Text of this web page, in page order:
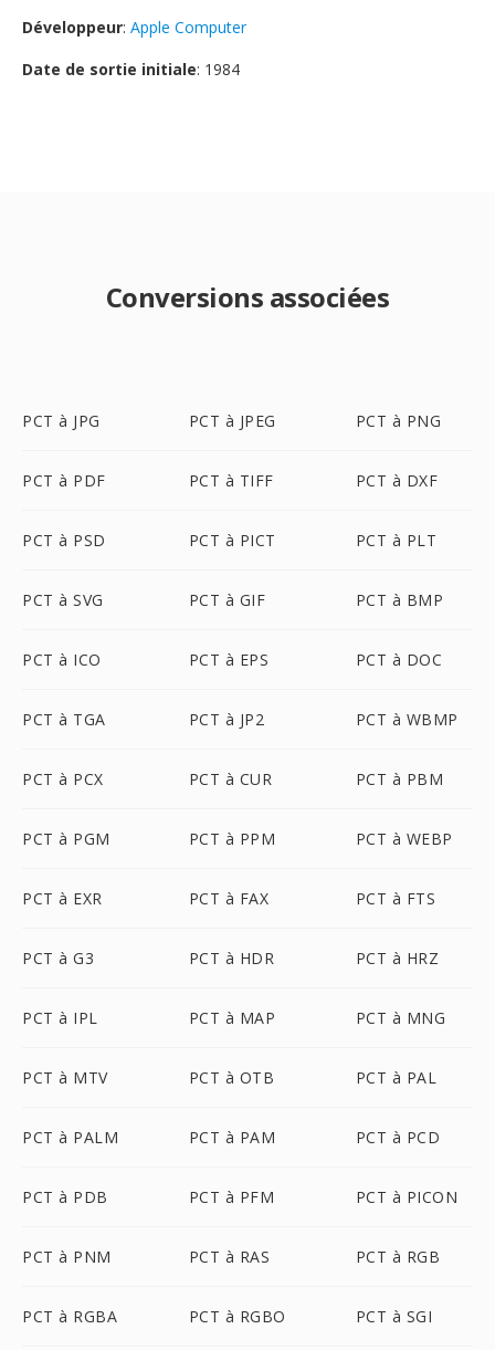
Développeur: Apple Computer
Date de sortie initiale: 1984
Conversions associées
PCT à JPG PCT à JPEG PCT à PNG
PCT à PDF PCT à TIFF PCT à DXF
PCT à PSD PCT à PICT PCT à PLT
PCT à SVG PCT à GIF PCT à BMP
PCT à ICO PCT à EPS PCT à DOC
PCT à TGA PCT à JP2 PCT à WBMP
PCT à PCX PCT à CUR PCT à PBM
PCT à PGM PCT à PPM PCT à WEBP
PCT à EXR PCT à FAX PCT à FTS
PCT à G3 PCT à HDR PCT à HRZ
PCT à IPL PCT à MAP PCT à MNG
PCT à MTV PCT à OTB PCT à PAL
PCT à PALM PCT à PAM PCT à PCD
PCT à PDB PCT à PFM PCT à PICON
PCT à PNM PCT à RAS PCT à RGB
PCT à RGBA PCT à RGBO PCT à SGI